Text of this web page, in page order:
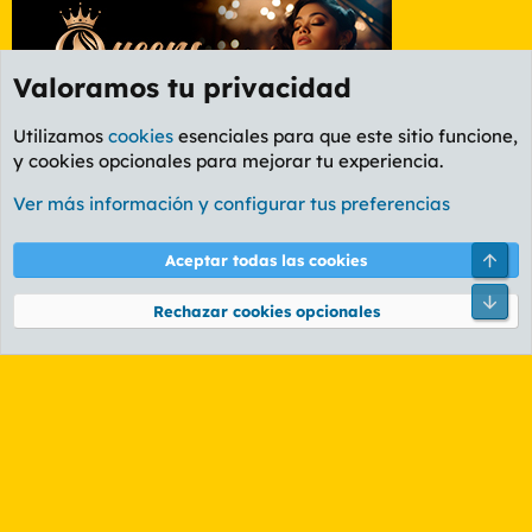
Foro General
Cookies
PL OLDSTYLE AMARILLO
Términos y reglas Política de privacidad Ayuda
Community platform by XenForo® © 2010-2026 XenForo Ltd.
Valoramos tu privacidad
Utilizamos cookies esenciales para que este sitio funcione,
y cookies opcionales para mejorar tu experiencia.
Ver más información y configurar tus preferencias
Aceptar todas las cookies
Rechazar cookies opcionales
Pie